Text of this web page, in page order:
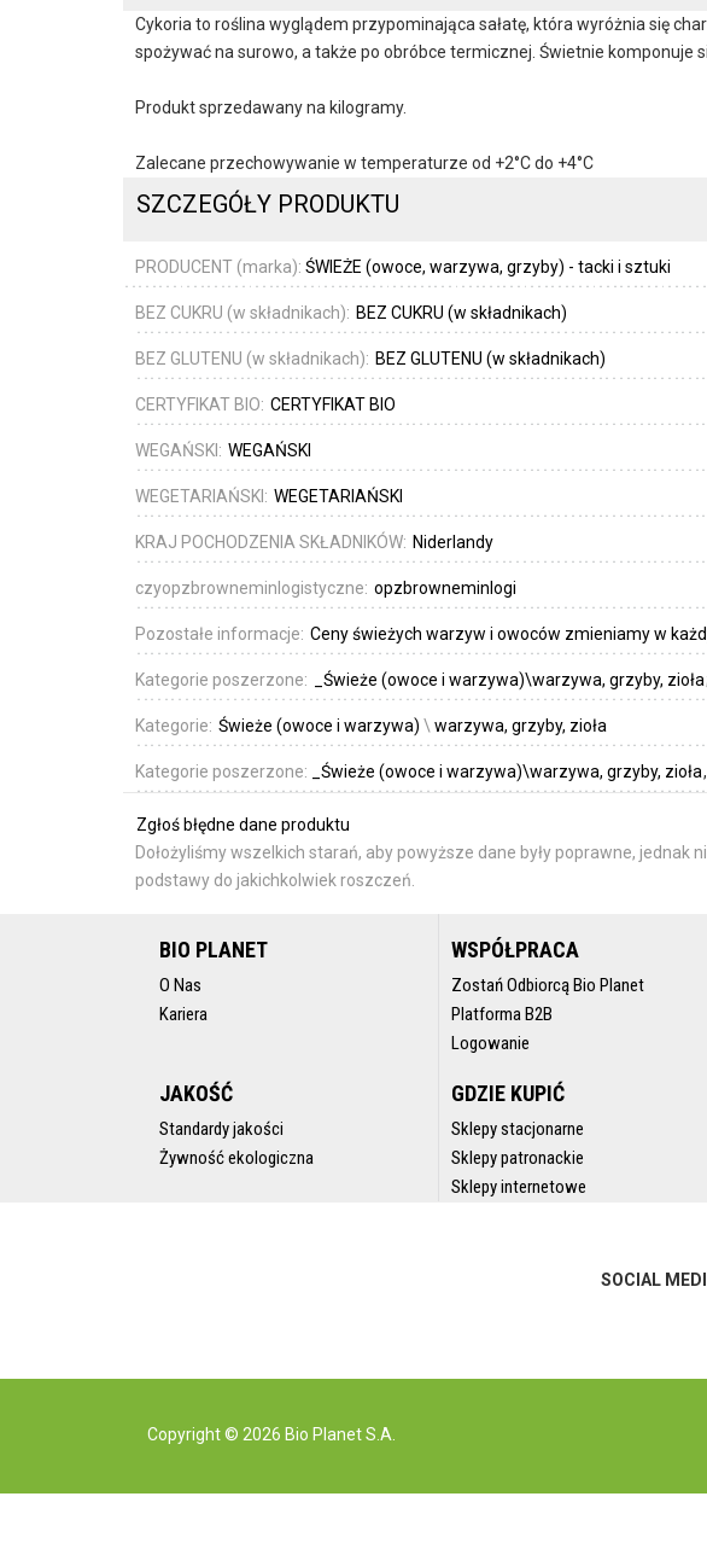
Cykoria to roślina wyglądem przypominająca sałatę, która wyróżnia się
spożywać na surowo, a także po obróbce termicznej. Świetnie komponuje
Produkt sprzedawany na kilogramy.
Zalecane przechowywanie w temperaturze od +2°C do +4°C
SZCZEGÓŁY PRODUKTU
PRODUCENT (marka): ŚWIEŻE (owoce, warzywa, grzyby) - tacki i sztuki
BEZ CUKRU (w składnikach): BEZ CUKRU (w składnikach)
BEZ GLUTENU (w składnikach): BEZ GLUTENU (w składnikach)
CERTYFIKAT BIO: CERTYFIKAT BIO
WEGAŃSKI: WEGAŃSKI
WEGETARIAŃSKI: WEGETARIAŃSKI
KRAJ POCHODZENIA SKŁADNIKÓW: Niderlandy
czyopzbrowneminlogistyczne: opzbrowneminlogi
Pozostałe informacje: Ceny świeżych warzyw i owoców zmieniamy w
Kategorie poszerzone: _Świeże (owoce i warzywa)\warzywa, grzyby, zioła
Kategorie: Świeże (owoce i warzywa) \ warzywa, grzyby, zioła
Kategorie poszerzone: _Świeże (owoce i warzywa)\warzywa, grzyby, zioła
Zgłoś błędne dane produktu
Dołożyliśmy wszelkich starań, aby powyższe dane były poprawne,
podstawy do jakichkolwiek roszczeń.
BIO PLANET
O Nas
Kariera
WSPÓŁPRACA
Zostań Odbiorcą Bio Planet
Platforma B2B
Logowanie
JAKOŚĆ
Standardy jakości
Żywność ekologiczna
GDZIE KUPIĆ
Sklepy stacjonarne
Sklepy patronackie
Sklepy internetowe
SOCIAL
Copyright © 2026 Bio Planet S.A.